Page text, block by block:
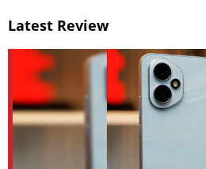
Latest Review